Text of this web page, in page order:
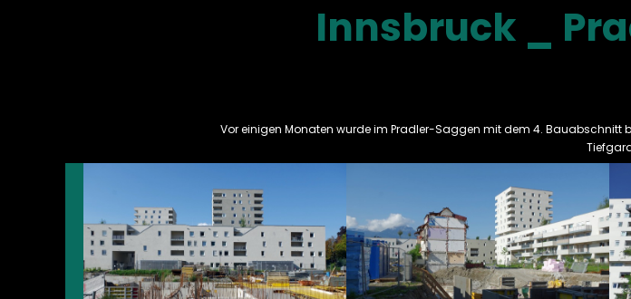
Innsbruck _
Vor einigen Monaten wurde im Pradler-Saggen mit dem 4. Bauabschnitt